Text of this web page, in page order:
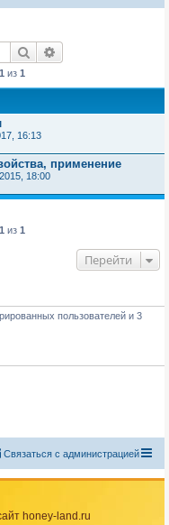
Поиск
1 из 1
16:13
применение
18:00
1 из 1
Перейти
пользователей и 3
Связаться с администрацией
honey-land.ru